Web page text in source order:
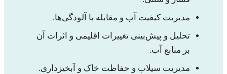
مدیریت کیفیت آب و مقابله با آلودگی‌ها.
تحلیل و پیش‌بینی تغییرات اقلیمی و اثرات آن
بر منابع آب.
مدیریت سیلاب و حفاظت خاک و آبخیزداری.